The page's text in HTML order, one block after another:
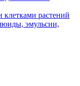
клетками растений
эмульсии,